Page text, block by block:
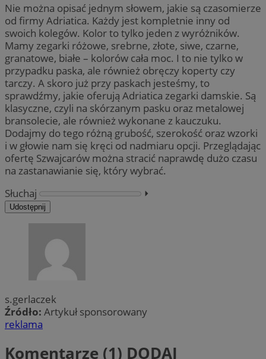
Nie można opisać jednym słowem, jakie są czasomierze
od firmy Adriatica. Każdy jest kompletnie inny od
swoich kolegów. Kolor to tylko jeden z wyróżników.
Mamy zegarki różowe, srebrne, złote, siwe, czarne,
granatowe, białe – kolorów cała moc. I to nie tylko w
przypadku paska, ale również obręczy koperty czy
tarczy. A skoro już przy paskach jesteśmy, to
sprawdźmy, jakie oferują Adriatica zegarki damskie. Są
klasyczne, czyli na skórzanym pasku oraz metalowej
bransolecie, ale również wykonane z kauczuku.
Dodajmy do tego różną grubość, szerokość oraz wzorki
i w głowie nam się kręci od nadmiaru opcji. Przeglądając
ofertę Szwajcarów można stracić naprawdę dużo czasu
na zastanawianie się, który wybrać.
Słuchaj
⏵︎
Udostępnij
s.gerlaczek
Źródło: Artykuł sponsorowany
reklama
Komentarze (1) DODAJ